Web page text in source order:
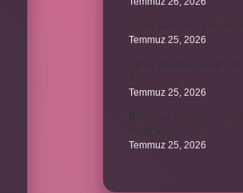
Temmuz 25, 2026
Temmuz 25, 2026
Temmuz 25, 2026